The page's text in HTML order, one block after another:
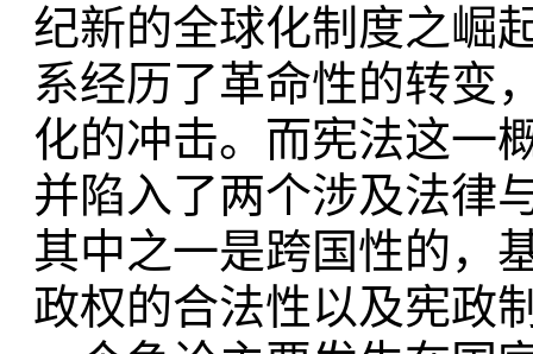
纪新的全球化制度之崛
系经历了革命性的转变
化的冲击。而宪法这一
并陷入了两个涉及法律
其中之一是跨国性的，
政权的合法性以及宪政